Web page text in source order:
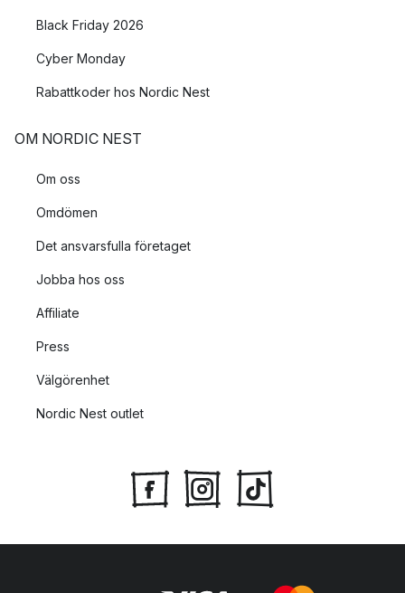
Black Friday 2026
Cyber Monday
Rabattkoder hos Nordic Nest
OM NORDIC NEST
Om oss
Omdömen
Det ansvarsfulla företaget
Jobba hos oss
Affiliate
Press
Välgörenhet
Nordic Nest outlet